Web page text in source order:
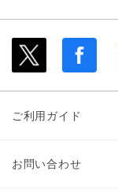
ご利用ガイド
お問い合わせ